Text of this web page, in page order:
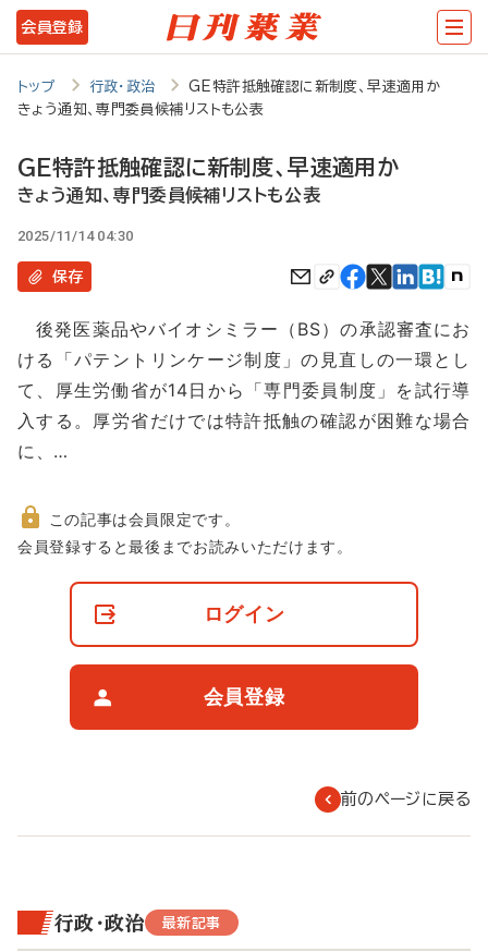
メ
イ
テ
ツ
に
動
会員登録
トップ 行政・政治
GE特許抵触確認に新制度、早速適用か
きょう通知、専門委員候補リストも公表
GE特許抵触確認に新制度、早速適用か
きょう通知、専門委員候補リストも公表
2025/11/14 04:30
保存
後発医薬品やバイオシミラー（BS）の承認審査にお
ける「パテントリンケージ制度」の見直しの一環とし
て、厚生労働省が14日から「専門委員制度」を試行導
入する。厚労省だけでは特許抵触の確認が困難な場合
に、…
非
この記事は会員限定です。
会員登録すると最後までお読みいただけます。
ログイン
会員登録
前のページに戻る
行政・政治 最新記事